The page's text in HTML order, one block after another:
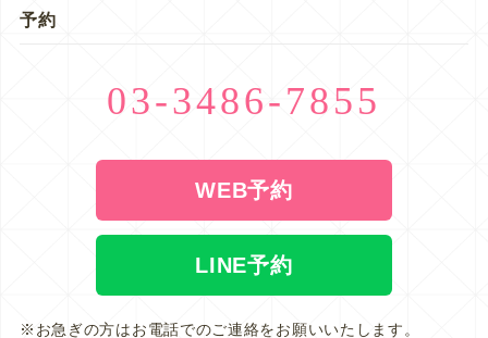
予約
03-3486-7855
WEB予約
LINE予約
※お急ぎの方はお電話でのご連絡をお願いいたします。